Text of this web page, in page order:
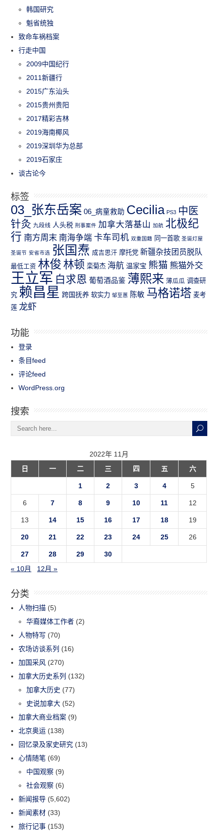
韩国研究
魁省统独
致命车祸档案
行走中国
2009中国纪行
2011新疆行
2015广东汕头
2015贵州贵阳
2017精彩吉林
2019海南椰风
2019深圳华为总部
2019石家庄
谈古论今
标签
03_张东岳案 06_病童救助 Cecilia PS3 中医
针灸 九段线 人头税 刑事案件 加拿大落基山 加航 北极纪
行 南方周末 南海争端 卡车司机 双重国籍 同一首歌 圣诞灯屋
圣诞节 安省市选 张国焘 成吉思汗 摩托党 新疆杂技团员脱队
最低工资 林俊 林顿 栾菊杰 海航 温家宝 熊猫 熊猫外交
王立军 白求恩 葡萄酒品鉴 薄熙来 薄瓜瓜 调查研
究 赖昌星 跨国抚养 软实力 邹至蕙 陈敏 马格诺塔 麦考
莲 龙虾
功能
登录
条目feed
评论feed
WordPress.org
搜索
2022年 11月
日
一 二 三 四 五 六
1 2 3 4 5
6 7 8 9 10 11 12
13 14 15 16 17 18 19
20 21 22 23 24 25 26
27 28 29
30
« 10月
12月 »
分类
人物扫描 (5)
华裔媒体工作者 (2)
人物特写 (70)
农场访谈系列 (16)
加国采风 (270)
加拿大历史系列 (132)
加拿大历史 (77)
史说加拿大 (52)
加拿大商业档案 (9)
北京奥运 (138)
回忆录及家史研究 (13)
心情随笔 (69)
中国观察 (9)
社会观察 (6)
新闻报导 (5,602)
新闻素材 (33)
旅行记事 (153)